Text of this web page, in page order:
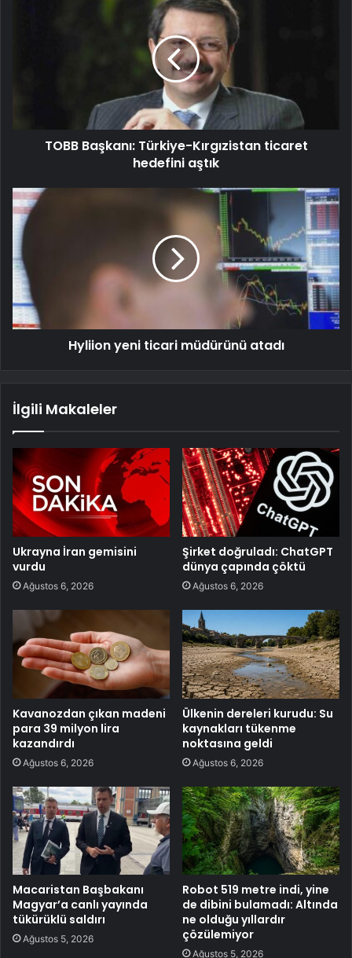
TOBB Başkanı: Türkiye-Kırgızistan ticaret
hedefini aştık
Hyliion yeni ticari müdürünü atadı
İlgili Makaleler
Ukrayna İran gemisini
vurdu
Ağustos 6, 2026
Şirket doğruladı: ChatGPT
dünya çapında çöktü
Ağustos 6, 2026
Kavanozdan çıkan madeni
para 39 milyon lira
kazandırdı
Ağustos 6, 2026
Ülkenin dereleri kurudu: Su
kaynakları tükenme
noktasına geldi
Ağustos 6, 2026
Macaristan Başbakanı
Magyar’a canlı yayında
tükürüklü saldırı
Ağustos 5, 2026
Robot 519 metre indi, yine
de dibini bulamadı: Altında
ne olduğu yıllardır
çözülemiyor
Ağustos 5, 2026